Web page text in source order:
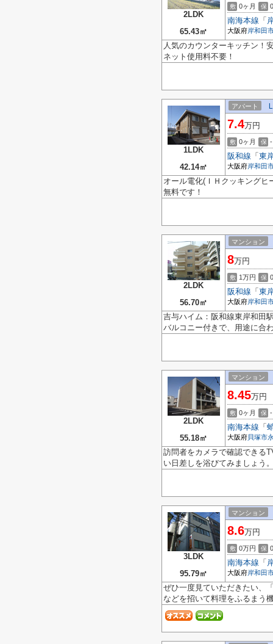
2LDK
65.43㎡
敷 0ヶ月 保
南海本線 「
大阪府岸和田
人気のカウンターキッチン！
ネット使用料不要！
1LDK
42.14㎡
アパート
7.4万円
敷 0ヶ月 保 -
阪和線 「 東
大阪府岸和田
オール電化(ＩＨクッキング
無料です！
2LDK
56.70㎡
マンション
8万円
敷 1万円 保
阪和線 「 東
大阪府岸和田
吉与ハイム：阪和線東岸和田
バルコニー付きで、用途に合
2LDK
55.18㎡
マンション
8.45万円
敷 0ヶ月 保 -
南海本線 「
大阪府貝塚市
訪問者をカメラで確認できる
い日差しを浴びてみましょう
3LDK
95.79㎡
マンション
8.6万円
敷 0万円 保
南海本線 「
大阪府岸和田
ぜひ一度見ていただきたい、
などを招いて料理をふるまう